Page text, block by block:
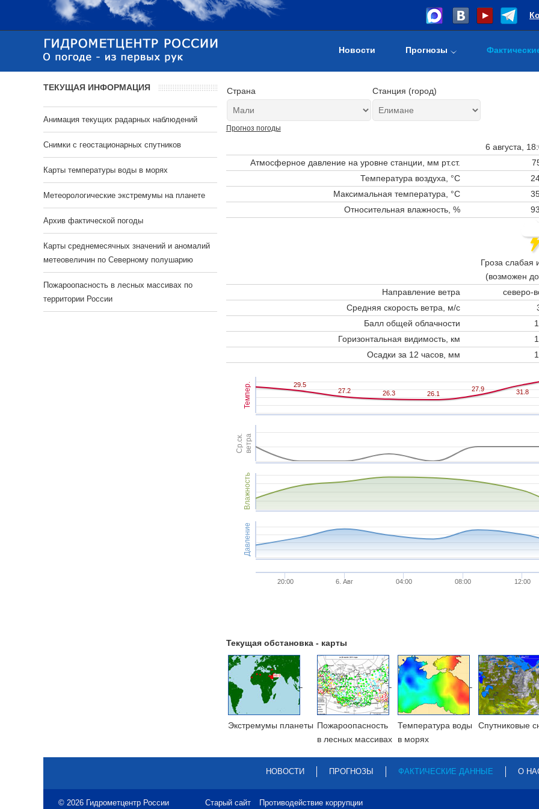
Новости Прогнозы
Страна Станция (город)
Прогноз погоды
6 августа,
Атмосферное давление на уровне станции, мм рт.ст.
Температура воздуха, °C
Максимальная температура, °C
Относительная влажность, %
Гроза слабая
(возможен
Направление ветра
северо-
Средняя скорость ветра, м/с
Балл общей облачности
Горизонтальная видимость, км
Осадки за 12 часов, мм
Темпер.
Ср.ск.ветра
Влажность
Давление
29.5
29.5
27.2
27.2 26.3
26.3 26.1
26.1
27.9
27.9 31.8
31.8
20:00 6. Авг 04:00 08:00 12:00
Текущая обстановка - карты
Экстремумы планеты Пожароопасность
в лесных массивах
Температура воды
в морях
Cпутниковые
ТЕКУЩАЯ ИНФОРМАЦИЯ
Анимация текущих радарных наблюдений
Cнимки с геостационарных спутников
Карты температуры воды в морях
Метеорологические экстремумы на планете
Архив фактической погоды
Карты среднемесячных значений и аномалий
метеовеличин по Северному полушарию
Пожароопасность в лесных массивах по
территории России
НОВОСТИ ПРОГНОЗЫ ФАКТИЧЕСКИЕ ДАННЫЕ О
© 2026 Гидрометцентр России Старый сайт Противодействие коррупции